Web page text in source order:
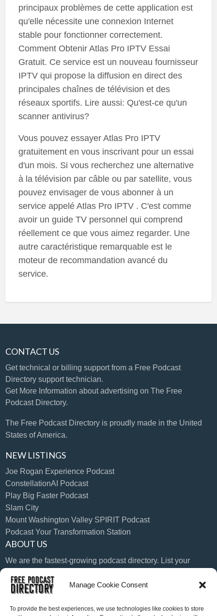
Manage Cookie Consent
To provide the best experiences, we use technologies like cookies to store
principaux problèmes de cette application est
qu'elle nécessite une connexion Internet
stable pour fonctionner correctement.
Comment Obtenir Atlas Pro IPTV Essai
Gratuit. Ce service est un nouveau fournisseur
IPTV qui propose la diffusion en direct des
principales chaînes de télévision et des
réseaux sportifs. Lire aussi: Qu'est-ce qu'un
scanner antivirus?
Vous pouvez essayer Atlas Pro IPTV
gratuitement en vous inscrivant pour un essai
d'un mois. Si vous recherchez une alternative
à la télévision par câble ou par satellite, vous
pouvez envisager de vous abonner à un
service appelé Atlas Pro IPTV . C'est comme
avoir un guide TV personnel qui comprend
réellement ce que vous aimez regarder. Une
autre caractéristique remarquable est le
moteur de recommandation avancé du
service.
CONTACT US
Get technical or billing supportfrom a Free Podcast
Directory support technician.
Get More Information about advertising on The Free
Podcast Directory.
The Free Podcast Directory is proudly made in the United
States of America.
NEW LISTINGS
Joe Rogan Experience Podcast
ConstellationAI Podcast
Play Big Faster Podcast
Slam City
Mount Washington Valley SPIRIT Podcast
Podcast Your Transformation Station
ABOUT US
We are the fastest-growing podcast directory. List your
LANGUAGE
English French Spanish